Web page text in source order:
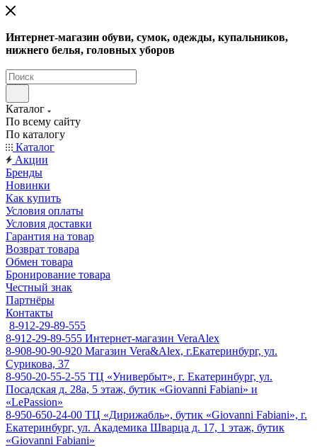
Интернет-магазин обуви, сумок, одежды, купальников,
нижнего белья, головных уборов
Каталог
По всему сайту
По каталогу
Каталог
Акции
Бренды
Новинки
Как купить
Условия оплаты
Условия доставки
Гарантия на товар
Возврат товара
Обмен товара
Бронирование товара
Честный знак
Партнёры
Контакты
8-912-29-89-555
8-912-29-89-555 Интернет-магазин VeraAlex
8-908-90-90-920 Магазин Vera&Alex, г.Екатеринбург, ул.
Сурикова, 37
8-950-20-55-2-55 ТЦ «Универбыт», г. Екатеринбург, ул.
Посадская д. 28а, 5 этаж, бутик «Giovanni Fabiani» и
«LePassion»
8-950-650-24-00 ТЦ «Дирижабль», бутик «Giovanni Fabiani», г.
Екатеринбург, ул. Академика Шварца д. 17, 1 этаж, бутик
«Giovanni Fabiani»